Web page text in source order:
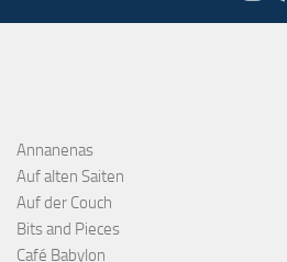
Annanenas
Auf alten Saiten
Auf der Couch
Bits and Pieces
Café Babylon